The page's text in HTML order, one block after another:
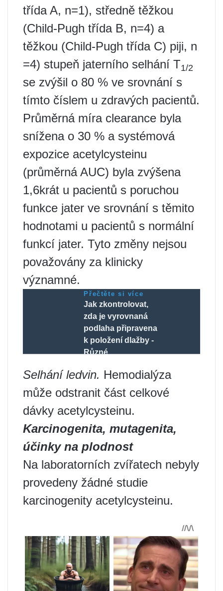
třída A, n=1), středně těžkou
(Child-Pugh třída B, n=4) a
těžkou (Child-Pugh třída C) piji, n
=4) stupeň jaterního selhání T1/2
se zvýšil o 80 % ve srovnání s
tímto číslem u zdravých pacientů.
Průměrná míra clearance byla
snížena o 30 % a systémová
expozice acetylcysteinu
(průměrná AUC) byla zvýšena
1,6krát u pacientů s poruchou
funkce jater ve srovnání s těmito
hodnotami u pacientů s normální
funkcí jater. Tyto změny nejsou
považovány za klinicky
významné.
Přečtěte si více
Jak zkontrolovat,
zda je vyrovnaná
podlaha připravena
k položení dlažby -
Různé
Selhání ledvin. Hemodialýza
může odstranit část celkové
dávky acetylcysteinu.
Karcinogenita, mutagenita,
účinky na plodnost
Na laboratorních zvířatech nebyly
provedeny žádné studie
karcinogenity acetylcysteinu.